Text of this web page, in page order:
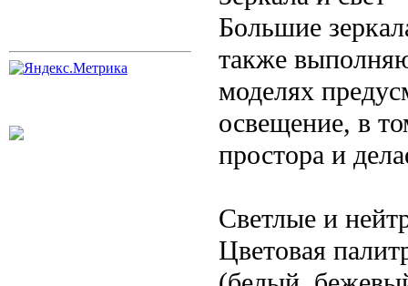
Большие
также
моделях
освещение, в
простора и
Светлые и
Цветовая